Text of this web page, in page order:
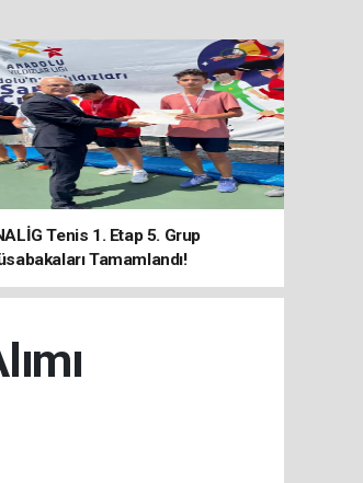
Tenis 1. Etap 5. Grup
Tamamlandı!